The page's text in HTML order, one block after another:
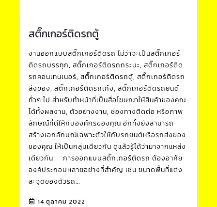
สติ๊กเกอร์ติดรถตู้
งานออกแบบสติ๊กเกอร์ติดรถ ไม่ว่าจะเป็นสติ๊กเกอร์
ติดรถบรรทุก, สติ๊กเกอร์ติดรถกระบะ, สติ๊กเกอร์ติด
รถคอนเทนเนอร์, สติ๊กเกอร์ติดรถตู้, สติ๊กเกอร์ติดรถ
ส่งของ, สติ๊กเกอร์ติดรถเก๋ง, สติ๊กเกอร์ติดรถยนต์
ทั่วๆ ไป สำหรับทำหน้าที่เป็นสื่อโฆษณาให้สินค้าของคุณ
ได้ทั้งผลงาน, ตัวอย่างงาน, ช่องทางติดต่อ หรือภาพ
ลักษณ์ที่ดีให้กับองค์กรของคุณ อีกทั้งยังสามารถ
สร้างเอกลักษณ์เฉพาะตัวให้กับรถยนต์หรือรถส่งของ
ของคุณ ให้เป็นกลุ่มเดียวกัน ดูแล้วรู้ได้ว่ามาจากแหล่ง
เดียวกัน การออกแบบสติ๊กเกอร์ติดรถ ต้องอาศัย
องค์ประกอบหลายอย่างที่สำคัญ เช่น ขนาดพื้นที่แต่ง
ละจุดของตัวรถ...
14 ตุลาคม 2022